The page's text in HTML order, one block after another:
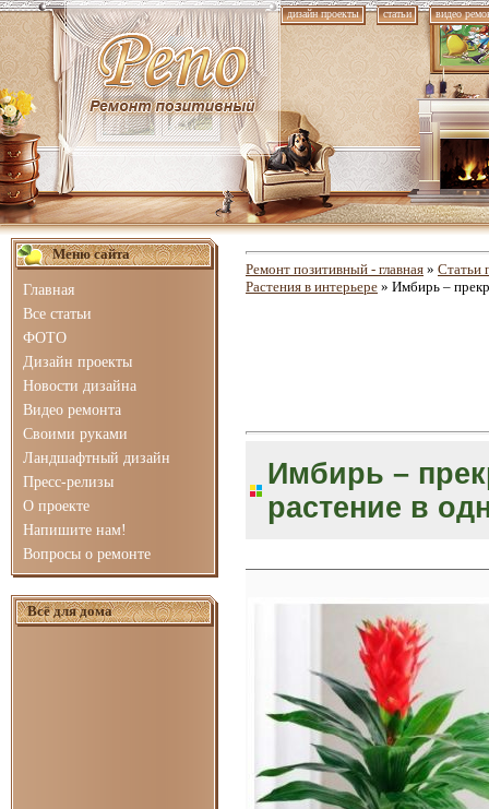
дизайн проекты статьи видео
Меню сайта
Главная
Все статьи
ФОТО
Дизайн проекты
Новости дизайна
Видео ремонта
Своими руками
Ландшафтный дизайн
Пресс-релизы
О проекте
Напишите нам!
Вопросы о ремонте
Всё для дома
Ремонт позитивный - главная » Статьи
Растения в интерьере » Имбирь –
Имбирь –
растение в